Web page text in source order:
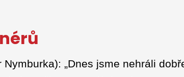
Nymburka): „Dnes jsme nehráli